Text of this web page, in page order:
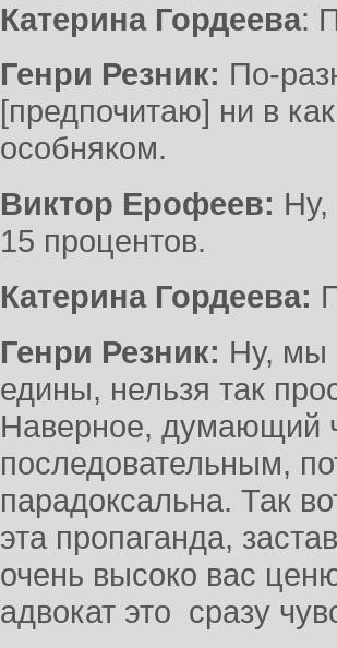
Катерина Гордеева:
Генри Резник: По-
[предпочитаю] ни в
особняком.
Виктор Ерофеев: Ну,
15 процентов.
Катерина Гордеева:
Генри Резник: Ну, мы
едины, нельзя так
Наверное, думающий
последовательным,
парадоксальна. Так
эта пропаганда,
очень высоко вас
адвокат это сразу